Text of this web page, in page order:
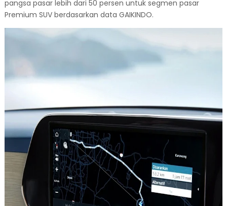
pangsa pasar lebih dari 50 persen untuk segmen pasar
Premium SUV berdasarkan data GAIKINDO.